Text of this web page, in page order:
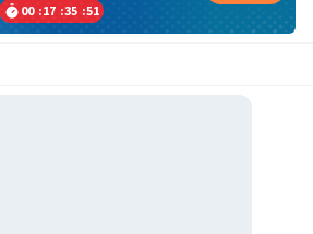
00 :17 :35 :50